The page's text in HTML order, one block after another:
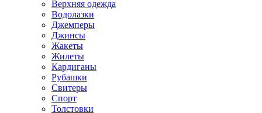
Верхняя одежда
Водолазки
Джемперы
Джинсы
Жакеты
Жилеты
Кардиганы
Рубашки
Свитеры
Спорт
Толстовки